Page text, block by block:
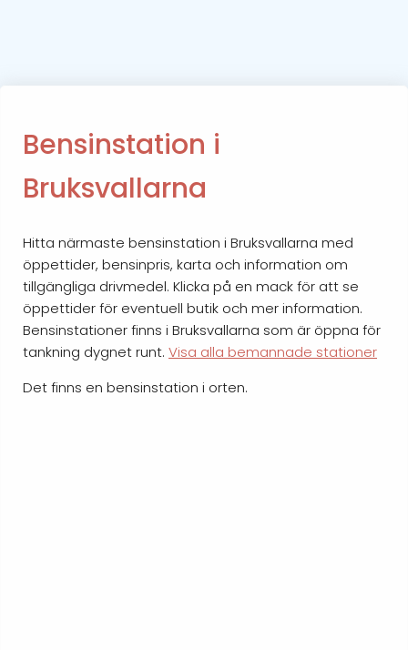
Bensinstation i
Bruksvallarna
Hitta närmaste bensinstation i Bruksvallarna med
öppettider, bensinpris, karta och information om
tillgängliga drivmedel. Klicka på en mack för att se
öppettider för eventuell butik och mer information.
Bensinstationer finns i Bruksvallarna som är öppna för
tankning dygnet runt. Visa alla bemannade stationer
Det finns en bensinstation i orten.